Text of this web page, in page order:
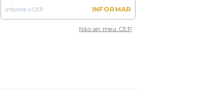
INFORMAR
Não sei meu CEP